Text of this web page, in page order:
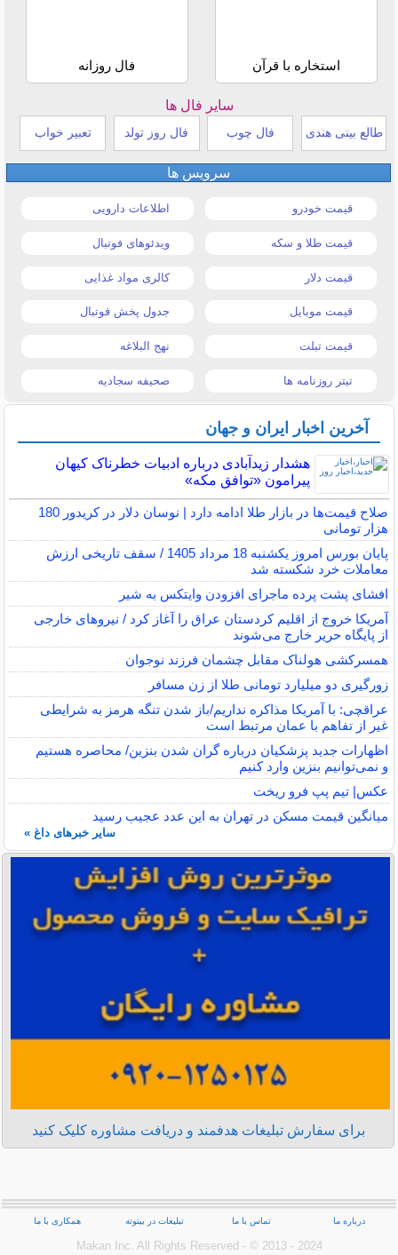
استخاره با قرآن فال روزانه
سایر فال ها
طالع بینی هندی فال چوب فال روز تولد تعبیر خواب
سرویس ها
قیمت خودرو اطلاعات دارویی
قیمت طلا و سکه ویدئوهای فوتبال
قیمت دلار کالری مواد غذایی
قیمت موبایل جدول پخش فوتبال
قیمت تبلت نهج البلاغه
تیتر روزنامه ها صحیفه سجادیه
آخرین اخبار ایران و جهان
هشدار زیدآبادی درباره ادبیات خطرناک کیهان
پیرامون «توافق مکه»
صلاح قیمت‌ها در بازار طلا ادامه دارد | نوسان دلار در کریدور 180
هزار تومانی
پایان بورس امروز یکشنبه 18 مرداد 1405 / سقف تاریخی ارزش
معاملات خرد شکسته شد
افشای پشت پرده ماجرای افزودن وایتکس به شیر
آمریکا خروج از اقلیم کردستان عراق را آغاز کرد / نیروهای خارجی
از پایگاه حریر خارج می‌شوند
همسرکشی هولناک مقابل چشمان فرزند نوجوان
زورگیری دو میلیارد تومانی طلا از زن مسافر
عراقچی: با آمریکا مذاکره نداریم/باز شدن تنگه هرمز به شرایطی
غیر از تفاهم با عمان مرتبط است
اظهارات جدید پزشکیان درباره گران شدن بنزین/ محاصره هستیم
و نمی‌توانیم بنزین وارد کنیم
عکس| تیم پپ فرو ریخت
میانگین قیمت مسکن در تهران به این عدد عجیب رسید
سایر خبرهای داغ »
برای سفارش تبلیغات هدفمند و دریافت مشاوره کلیک کنید
درباره ما تماس با ما تبلیغات در بیتوته همکاری با ما
Makan Inc.‎ All Rights Reserved - © 2013 - 2024